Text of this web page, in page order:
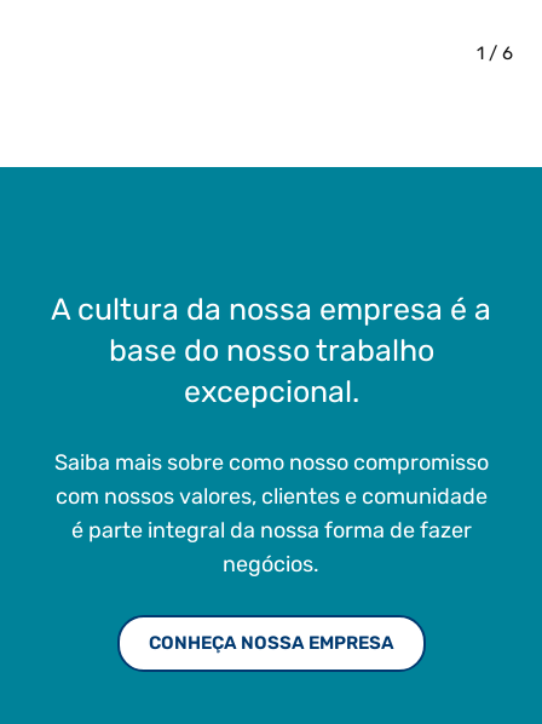
1 / 6
A cultura da nossa empresa é a
base do nosso trabalho
excepcional.
Saiba mais sobre como nosso compromisso
com nossos valores, clientes e comunidade
é parte integral da nossa forma de fazer
negócios.
CONHEÇA NOSSA EMPRESA